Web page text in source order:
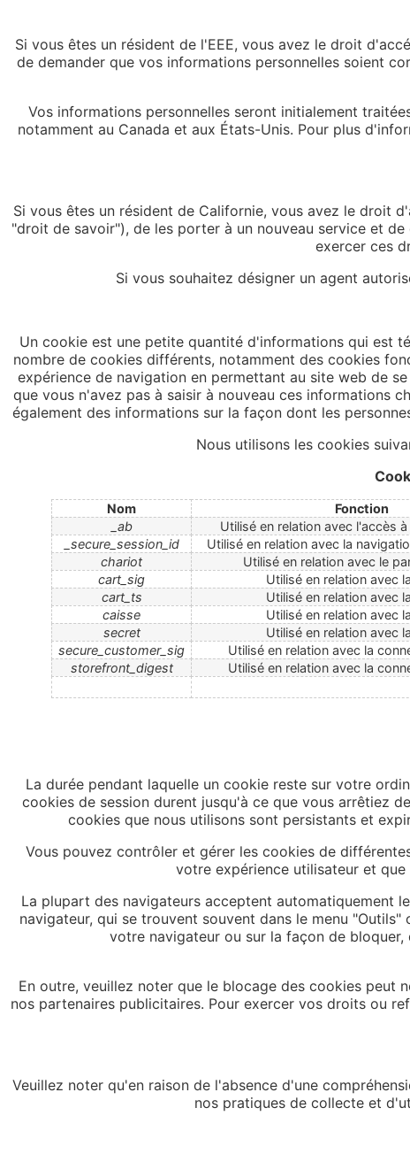
Si vous êtes un résident de l'EEE, vous avez le droit
de demander que vos informations personnelles soient
Vos informations personnelles seront initialement
notamment au Canada et aux États-Unis. Pour plus
Si vous êtes un résident de Californie, vous avez le droit
"droit de savoir"), de les porter à un nouveau service et
exercer ces
Si vous souhaitez désigner un agent
Un cookie est une petite quantité d'informations qui est
nombre de cookies différents, notamment des cookies
expérience de navigation en permettant au site web de
que vous n'avez pas à saisir à nouveau ces informations
également des informations sur la façon dont les
Nous utilisons les cookies
Nom
Fonction
_ab
Utilisé en relation avec l'accès
_secure_session_id
Utilisé en relation avec la
chariot
Utilisé en relation avec le
cart_sig
Utilisé en relation avec
cart_ts
Utilisé en relation avec
caisse
Utilisé en relation avec
secret
Utilisé en relation avec
secure_customer_sig
Utilisé en relation avec la
storefront_digest
Utilisé en relation avec la
La durée pendant laquelle un cookie reste sur votre
cookies de session durent jusqu'à ce que vous arrêtiez
cookies que nous utilisons sont persistants et
Vous pouvez contrôler et gérer les cookies de
votre expérience utilisateur et
La plupart des navigateurs acceptent automatiquement
navigateur, qui se trouvent souvent dans le menu
votre navigateur ou sur la façon de
En outre, veuillez noter que le blocage des cookies peut
nos partenaires publicitaires. Pour exercer vos droits ou
Veuillez noter qu'en raison de l'absence d'une
nos pratiques de collecte et